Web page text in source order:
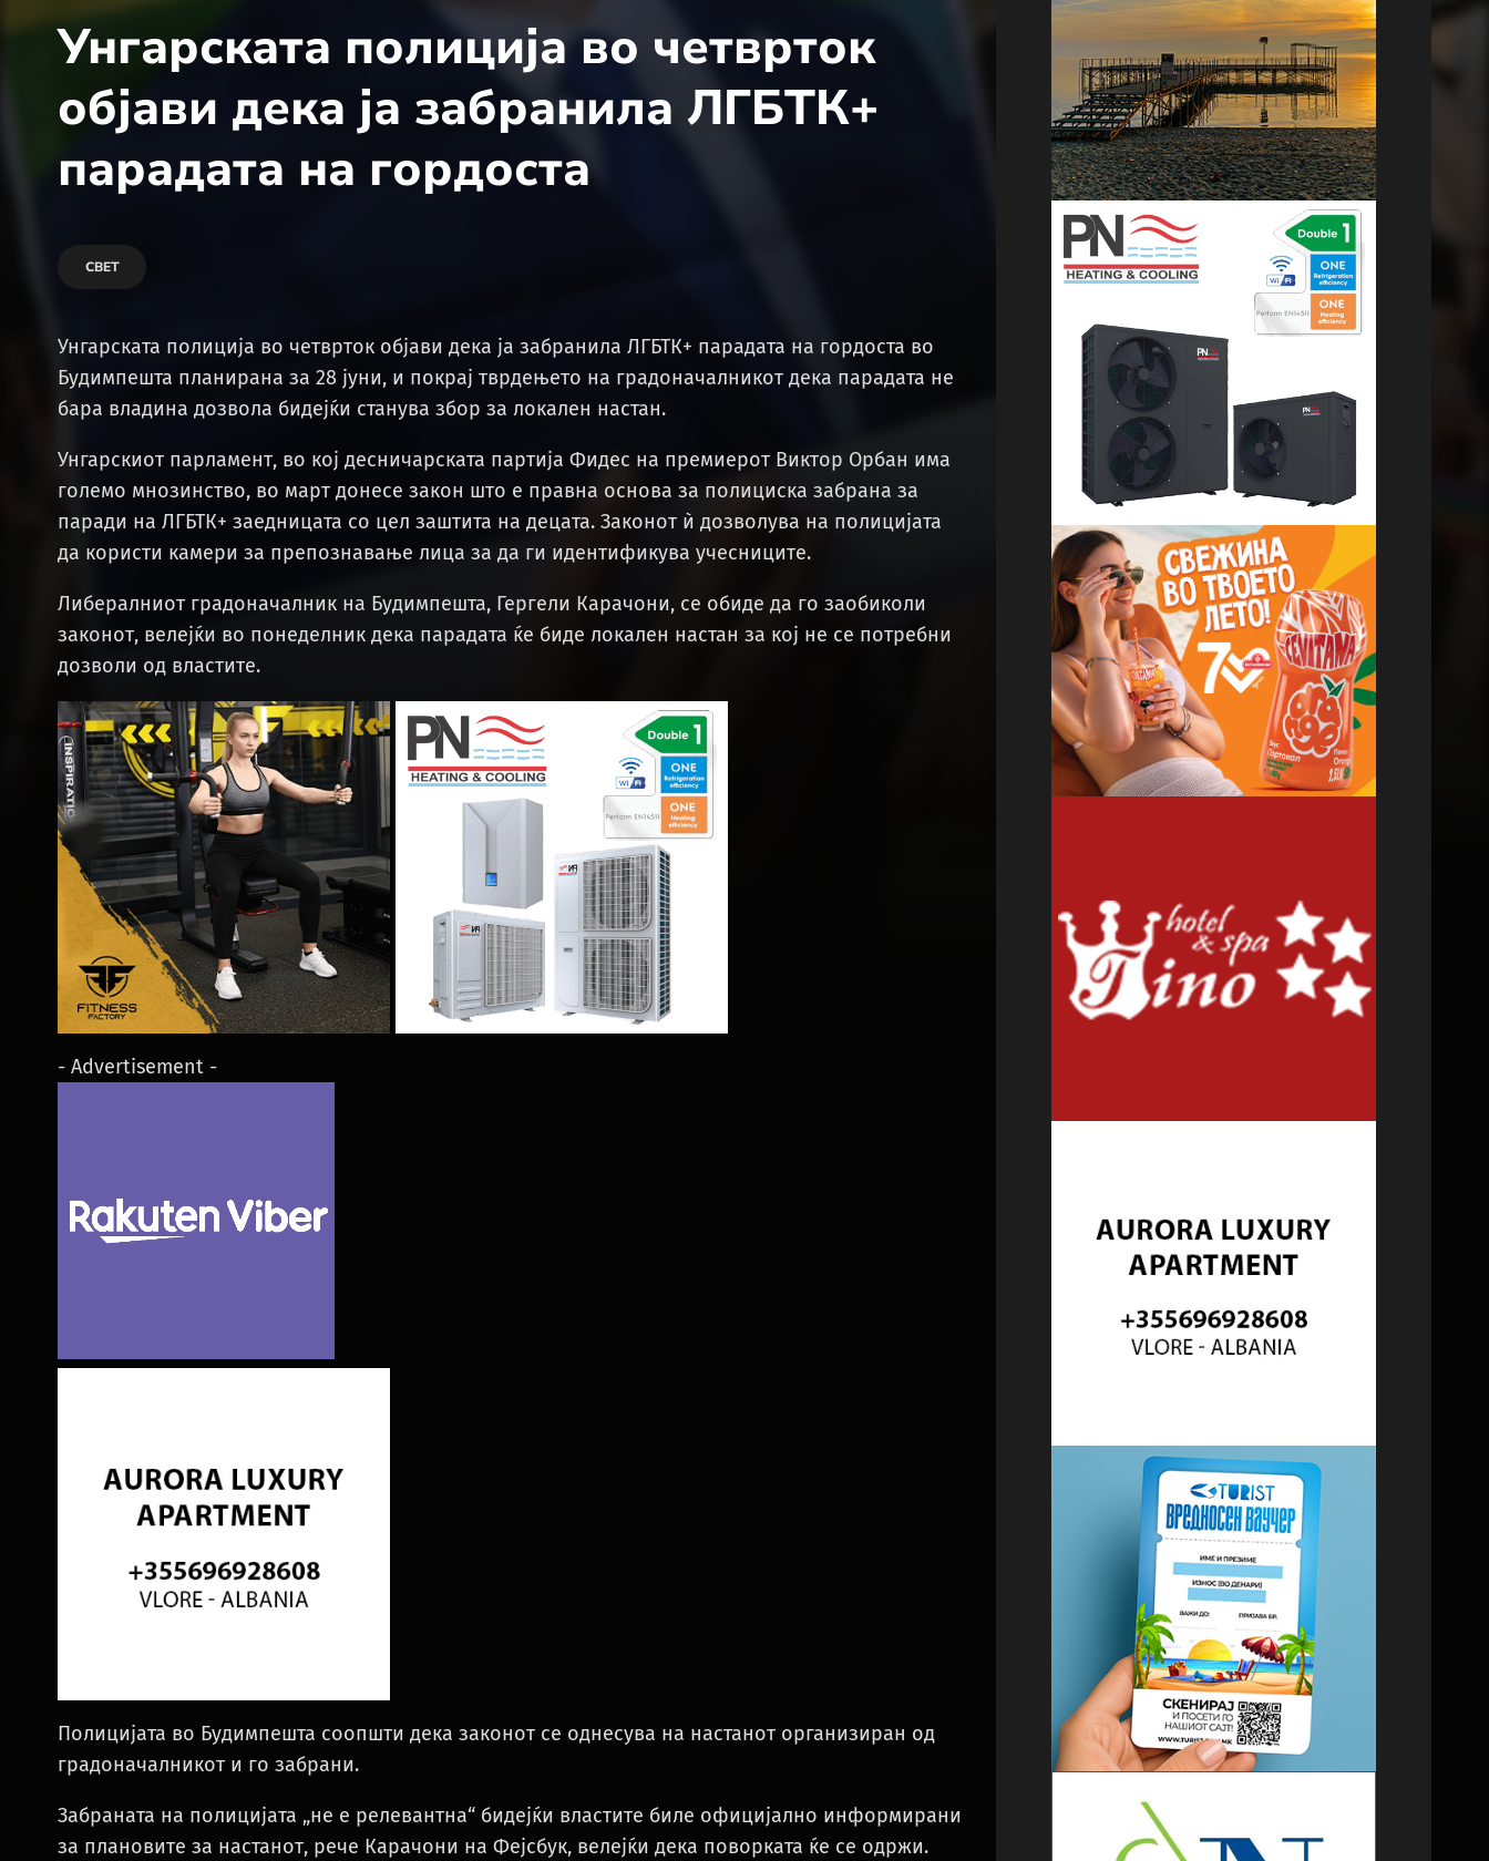
Унгарската полиција во четврток
објави дека ја забранила ЛГБТК+
парадата на гордоста
СВЕТ
Унгарската полиција во четврток објави дека ја забранила ЛГБТК+ парадата на гордоста во
Будимпешта планирана за 28 јуни, и покрај тврдењето на градоначалникот дека парадата не
бара владина дозвола бидејќи станува збор за локален настан.
Унгарскиот парламент, во кој десничарската партија Фидес на премиерот Виктор Орбан има
големо мнозинство, во март донесе закон што е правна основа за полициска забрана за
паради на ЛГБТК+ заедницата со цел заштита на децата. Законот ѝ дозволува на полицијата
да користи камери за препознавање лица за да ги идентификува учесниците.
Либералниот градоначалник на Будимпешта, Гергели Карачони, се обиде да го заобиколи
законот, велејќи во понеделник дека парадата ќе биде локален настан за кој не се потребни
дозволи од властите.
- Advertisement -
Полицијата во Будимпешта соопшти дека законот се однесува на настанот организиран од
градоначалникот и го забрани.
Забраната на полицијата „не е релевантна“ бидејќи властите биле официјално информирани
за плановите за настанот, рече Карачони на Фејсбук, велејќи дека поворката ќе се одржи.